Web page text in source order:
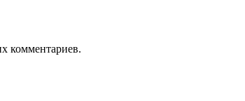
комментариев.